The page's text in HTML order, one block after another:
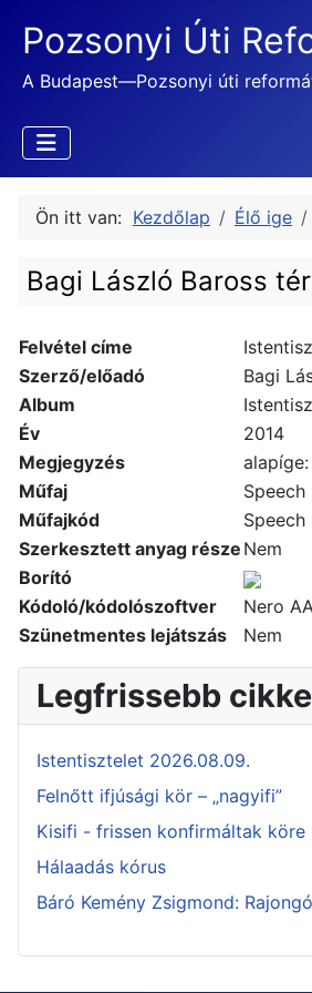
Pozsonyi Úti
A Budapest—Pozsonyi úti
Ön itt van: Kezdőlap Élő ige
Bagi László Baross
Felvétel címe
Szerző/előadó
Bagi
Album
Év
2014
Megjegyzés
Műfaj
Speech
Műfajkód
Speech
Szerkesztett anyag része Nem
Borító
Kódoló/kódolószoftver
Nero
Szünetmentes lejátszás
Nem
Legfrissebb
Istentisztelet 2026.08.09.
Felnőtt ifjúsági kör – „nagyifi”
Kisifi - frissen konfirmáltak köre
Hálaadás kórus
Báró Kemény Zsigmond: